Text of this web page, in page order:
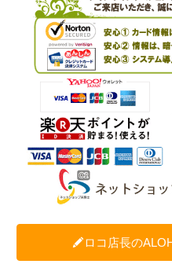
ロコ店長の